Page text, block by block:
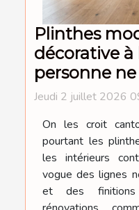
Plinthes
décorative à
personne
Jeudi 2 juillet 2026
On les croit
pourtant les
les intérieurs
vogue des lignes
et des finitions